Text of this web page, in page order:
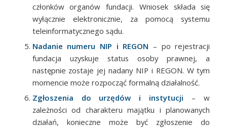
członków organów fundacji. Wniosek składa się
wyłącznie elektronicznie, za pomocą systemu
teleinformatycznego sądu.
Nadanie numeru NIP i REGON – po rejestracji
fundacja uzyskuje status osoby prawnej, a
następnie zostaje jej nadany NIP i REGON. W tym
momencie może rozpocząć formalną działalność.
Zgłoszenia do urzędów i instytucji – w
zależności od charakteru majątku i planowanych
działań, konieczne może być zgłoszenie do